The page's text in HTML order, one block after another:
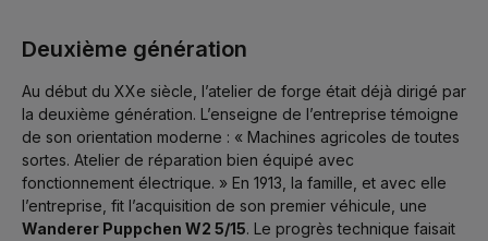
Deuxième génération
Au début du XXe siècle, l’atelier de forge était déjà dirigé par
la deuxième génération. L’enseigne de l’entreprise témoigne
de son orientation moderne : « Machines agricoles de toutes
sortes. Atelier de réparation bien équipé avec
fonctionnement électrique. » En 1913, la famille, et avec elle
l’entreprise, fit l’acquisition de son premier véhicule, une
Wanderer Puppchen W2 5/15. Le progrès technique faisait